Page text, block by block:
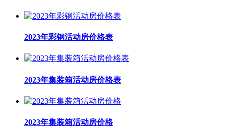
2023年彩钢活动房价格表
2023年集装箱活动房价格表
2023年集装箱活动房价格